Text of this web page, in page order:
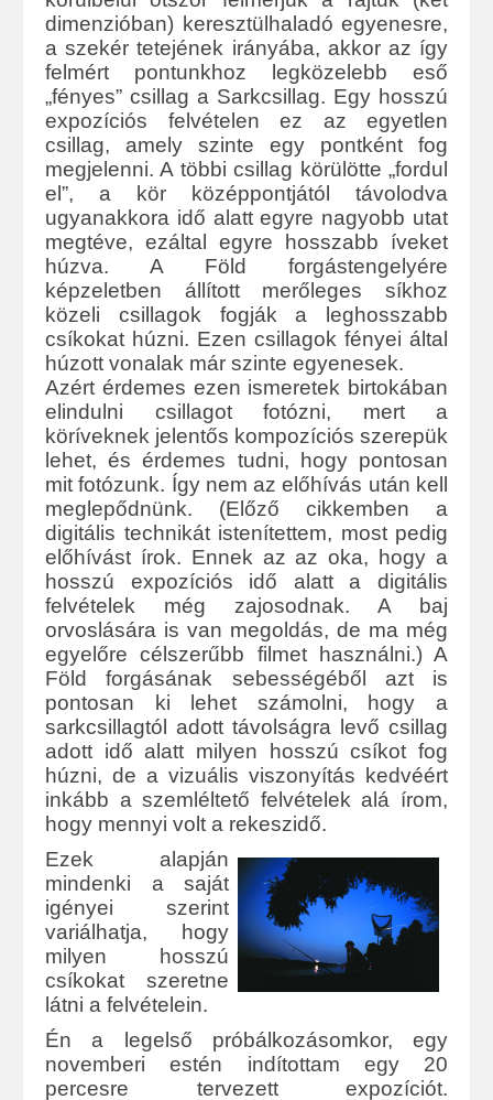
dimenzióban) keresztülhaladó egyenesre,
a szekér tetejének irányába, akkor az így
felmért pontunkhoz legközelebb eső
„fényes” csillag a Sarkcsillag. Egy hosszú
expozíciós felvételen ez az egyetlen
csillag, amely szinte egy pontként fog
megjelenni. A többi csillag körülötte „fordul
el”, a kör középpontjától távolodva
ugyanakkora idő alatt egyre nagyobb utat
megtéve, ezáltal egyre hosszabb íveket
húzva. A Föld forgástengelyére
képzeletben állított merőleges síkhoz
közeli csillagok fogják a leghosszabb
csíkokat húzni. Ezen csillagok fényei által
húzott vonalak már szinte egyenesek.
Azért érdemes ezen ismeretek birtokában
elindulni csillagot fotózni, mert a
köríveknek jelentős kompozíciós szerepük
lehet, és érdemes tudni, hogy pontosan
mit fotózunk. Így nem az előhívás után kell
meglepődnünk. (Előző cikkemben a
digitális technikát istenítettem, most pedig
előhívást írok. Ennek az az oka, hogy a
hosszú expozíciós idő alatt a digitális
felvételek még zajosodnak. A baj
orvoslására is van megoldás, de ma még
egyelőre célszerűbb filmet használni.) A
Föld forgásának sebességéből azt is
pontosan ki lehet számolni, hogy a
sarkcsillagtól adott távolságra levő csillag
adott idő alatt milyen hosszú csíkot fog
húzni, de a vizuális viszonyítás kedvéért
inkább a szemléltető felvételek alá írom,
hogy mennyi volt a rekeszidő.
Ezek alapján
mindenki a saját
igényei szerint
variálhatja, hogy
milyen hosszú
csíkokat szeretne
látni a felvételein.
Én a legelső próbálkozásomkor, egy
novemberi estén indítottam egy 20
percesre tervezett expozíciót.